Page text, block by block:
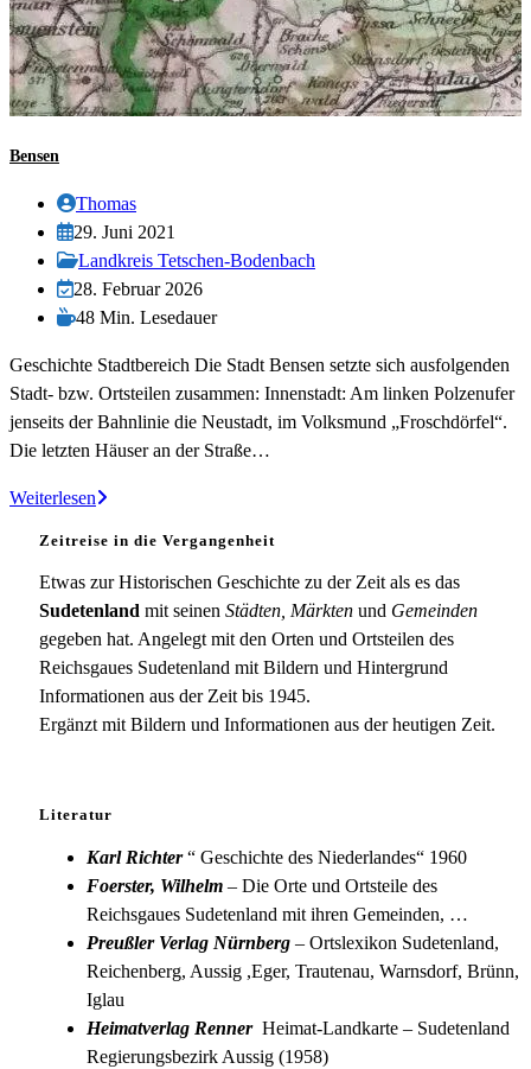
Bensen
Beitrags-
Autor:
Thomas
Beitrag
veröffentlicht:
29. Juni 2021
Beitrags-
Kategorie:
Landkreis Tetschen-Bodenbach
Beitrag
zuletzt
am:
28. Februar 2026
Lesedauer:
48 Min. Lesedauer
Geschichte Stadtbereich Die Stadt Bensen setzte sich ausfolgenden
Stadt- bzw. Ortsteilen zusammen: Innenstadt: Am linken Polzenufer
jenseits der Bahnlinie die Neustadt, im Volksmund „Froschdörfel“.
Die letzten Häuser an der Straße…
WeiterlesenBensen
Zeitreise in die Vergangenheit
Etwas zur Historischen Geschichte zu der Zeit als es das
Sudetenland mit seinen Städten, Märkten und Gemeinden
gegeben hat. Angelegt mit den Orten und Ortsteilen des
Reichsgaues Sudetenland mit Bildern und Hintergrund
Informationen aus der Zeit bis 1945.
Ergänzt mit Bildern und Informationen aus der heutigen Zeit.
Literatur
Karl Richter“ Geschichte des Niederlandes“ 1960
Foerster, Wilhelm – Die Orte und Ortsteile des
Reichsgaues Sudetenland mit ihren Gemeinden, …
Preußler Verlag Nürnberg – Ortslexikon Sudetenland,
Reichenberg, Aussig ,Eger, Trautenau, Warnsdorf, Brünn,
Iglau
Heimatverlag Renner Heimat-Landkarte – Sudetenland
Regierungsbezirk Aussig (1958)